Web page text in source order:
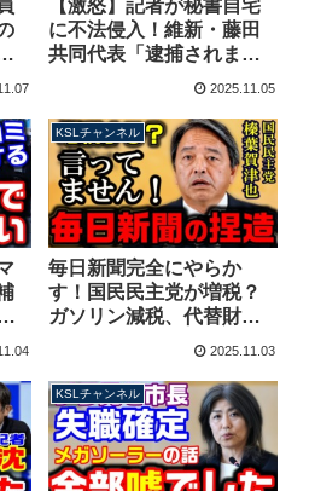
【激怒】記者が秘書自宅
に不法侵入！維新・藤田
共同代表「逮捕されます
よ」しんぶん赤旗報道が
【KSLチャンネル】
2025.11.05
KSLチャンネル
毎日新聞完全にやらか
す！国民民主党が増税？
ガソリン減税、代替財源
は「自動車業界以外か
捏造か？【KSLチャンネ
ル】
2025.11.03
KSLチャンネル